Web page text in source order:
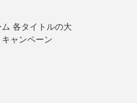
各タイトルの大
ャンペーン